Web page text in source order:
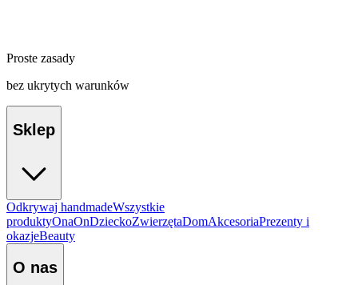
Proste zasady
bez ukrytych warunków
Sklep
Odkrywaj handmadeWszystkie
produktyOnaOnDzieckoZwierzętaDomAkcesoriaPrezenty i
okazjeBeauty
O nas